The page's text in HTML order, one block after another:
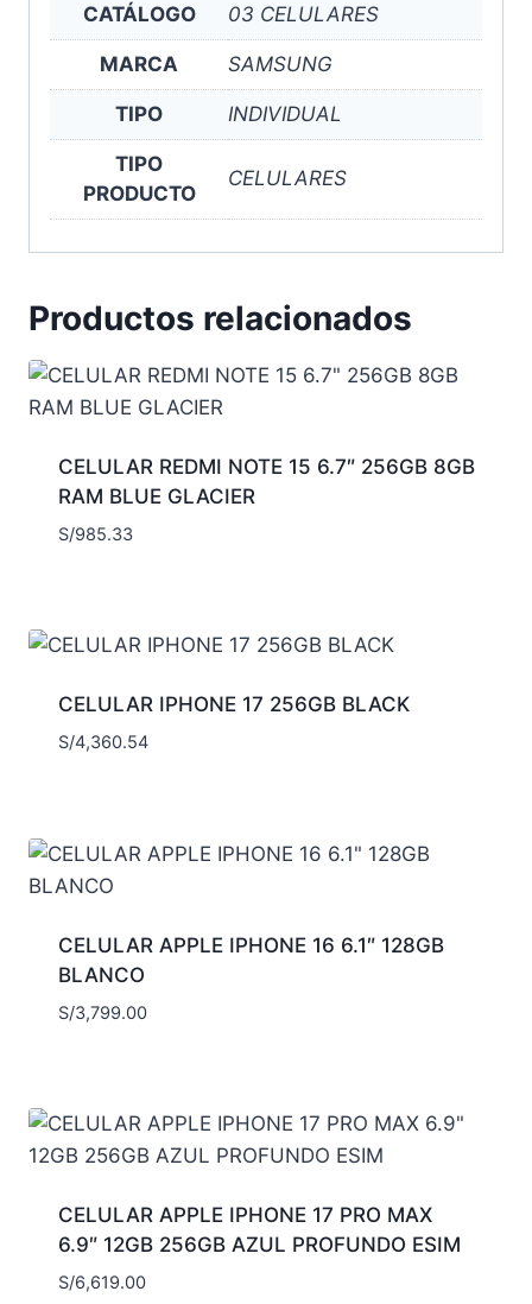
CATÁLOGO 03 CELULARES
MARCA SAMSUNG
TIPO INDIVIDUAL
TIPO
PRODUCTO
CELULARES
Productos relacionados
CELULAR REDMI NOTE 15 6.7″ 256GB 8GB
RAM BLUE GLACIER
S/985.33
CELULAR IPHONE 17 256GB BLACK
S/4,360.54
CELULAR APPLE IPHONE 16 6.1″ 128GB
BLANCO
S/3,799.00
CELULAR APPLE IPHONE 17 PRO MAX
6.9″ 12GB 256GB AZUL PROFUNDO ESIM
S/6,619.00